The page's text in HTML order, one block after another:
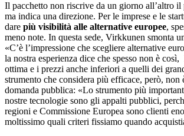
Il pacchetto non riscrive da un giorno all’altro il
ma indica una direzione. Per le imprese e le
dare più visibilità alle alternative europee,
meno note. In questa sede, Virkkunen smonta
«C’è l’impressione che scegliere alternative
la nostra esperienza dice che spesso non è
ottima e i prezzi anche inferiori a quelli dei
strumento che considera più efficace, però, non
domanda pubblica: «Lo strumento più
nostre tecnologie sono gli appalti pubblici,
regioni e Commissione Europea sono clienti
moltissimo quali criteri fissiamo quando